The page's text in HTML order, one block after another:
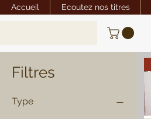
Accueil Ecoutez nos titres
Filtres
Type